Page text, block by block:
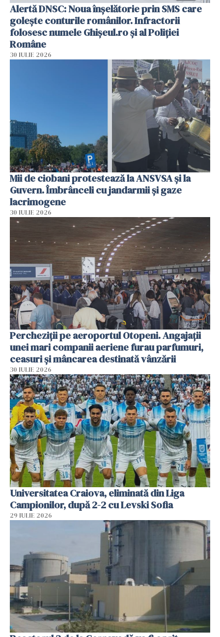
Alertă DNSC: Noua înșelătorie prin SMS care
golește conturile românilor. Infractorii
folosesc numele Ghișeul.ro și al Poliției
Române
30 IULIE 2026
Mii de ciobani protestează la ANSVSA și la
Guvern. Îmbrânceli cu jandarmii și gaze
lacrimogene
30 IULIE 2026
Percheziții pe aeroportul Otopeni. Angajații
unei mari companii aeriene furau parfumuri,
ceasuri și mâncarea destinată vânzării
30 IULIE 2026
Universitatea Craiova, eliminată din Liga
Campionilor, după 2-2 cu Levski Sofia
29 IULIE 2026